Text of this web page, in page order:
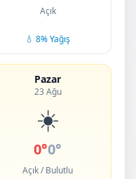
Açık
💧 8% Yağış
Pazar
23 Ağu
☀️
0°0°
Açık / Bulutlu